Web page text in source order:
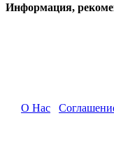
Информация,
О Нас